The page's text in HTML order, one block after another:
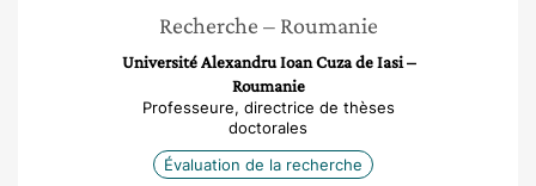
Recherche – Roumanie
Université Alexandru Ioan Cuza de Iasi –
Roumanie
Professeure, directrice de thèses
doctorales
Évaluation de la recherche